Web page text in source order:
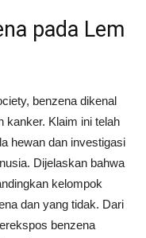
pada Lem
benzena dikenal
kanker. Klaim ini telah
hewan dan investigasi
Dijelaskan bahwa
kelompok
dan yang tidak. Dari
benzena